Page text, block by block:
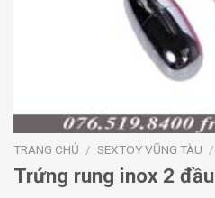
TRANG CHỦ / SEXTOY VŨNG TÀU /
Trứng rung inox 2 đầu